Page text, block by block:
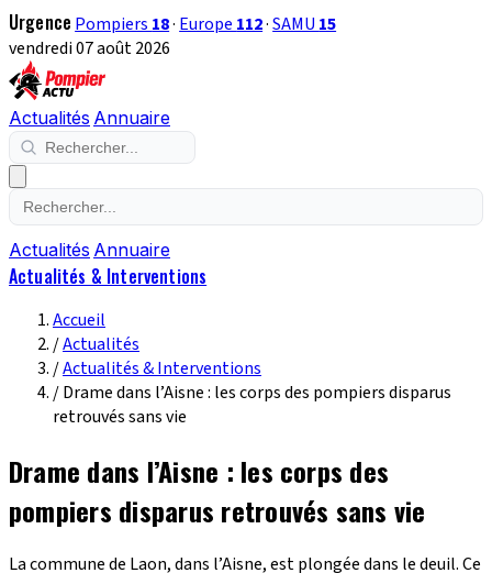
Urgence Pompiers 18· Europe 112·SAMU 15
vendredi 07 août 2026
Actualités Annuaire
Actualités Annuaire
Actualités & Interventions
Accueil
/Actualités
/Actualités & Interventions
/Drame dans l’Aisne : les corps des pompiers disparus
retrouvés sans vie
Drame dans l’Aisne : les corps des
pompiers disparus retrouvés sans vie
La commune de Laon, dans l’Aisne, est plongée dans le deuil. Ce